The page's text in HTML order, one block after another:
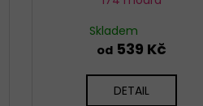
Skladem
od539 Kč
DETAIL